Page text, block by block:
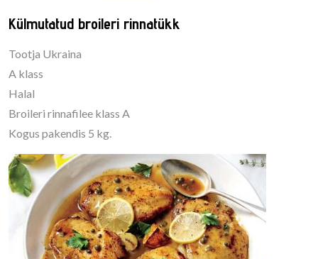
Külmutatud broileri rinnatükk
Tootja Ukraina
A klass
Halal
Broileri rinnafilee klass A
Kogus pakendis 5 kg.